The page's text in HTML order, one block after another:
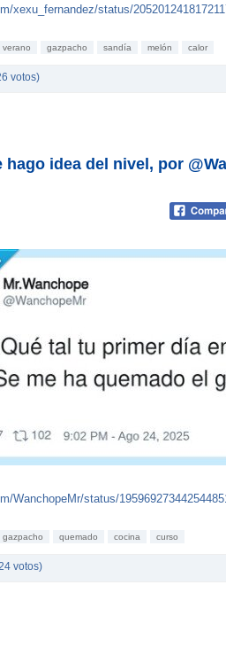
xexu_fernandez/status/
verano gazpacho sandía melón calor
votos)
hago idea del nivel, por
WanchopeMr/status/
gazpacho quemado cocina curso
votos)